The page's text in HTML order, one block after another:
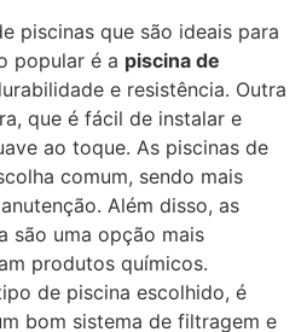
piscinas que são ideais para
popular é a piscina de
e resistência. Outra
que é fácil de instalar e
ao toque. As piscinas de
comum, sendo mais
Além disso, as
são uma opção mais
produtos químicos.
de piscina escolhido, é
bom sistema de filtragem e